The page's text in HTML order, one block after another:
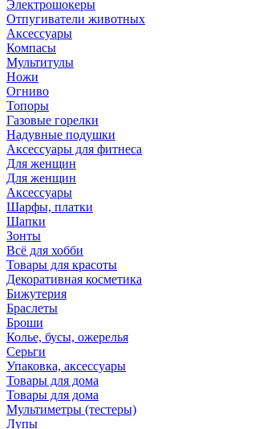
Электрошокеры
Отпугиватели животных
Аксессуары
Компасы
Мультитулы
Ножи
Огниво
Топоры
Газовые горелки
Надувные подушки
Аксессуары для фитнеса
Для женщин
Для женщин
Аксессуары
Шарфы, платки
Шапки
Зонты
Всё для хобби
Товары для красоты
Декоративная косметика
Бижутерия
Браслеты
Броши
Колье, бусы, ожерелья
Серьги
Упаковка, аксессуары
Товары для дома
Товары для дома
Мультиметры (тестеры)
Лупы